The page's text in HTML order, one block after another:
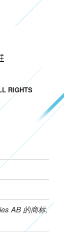
RIGHTS
AB 的商标,